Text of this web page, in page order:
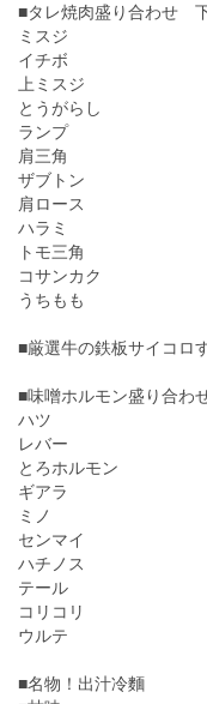
■タレ焼肉盛り合わせ
ミスジ
イチボ
上ミスジ
とうがらし
ランプ
肩三角
ザブトン
肩ロース
ハラミ
トモ三角
コサンカク
うちもも
■厳選牛の鉄板サイコロ
■味噌ホルモン盛り合
ハツ
レバー
とろホルモン
ギアラ
ミノ
センマイ
ハチノス
テール
コリコリ
ウルテ
■名物！出汁冷麵